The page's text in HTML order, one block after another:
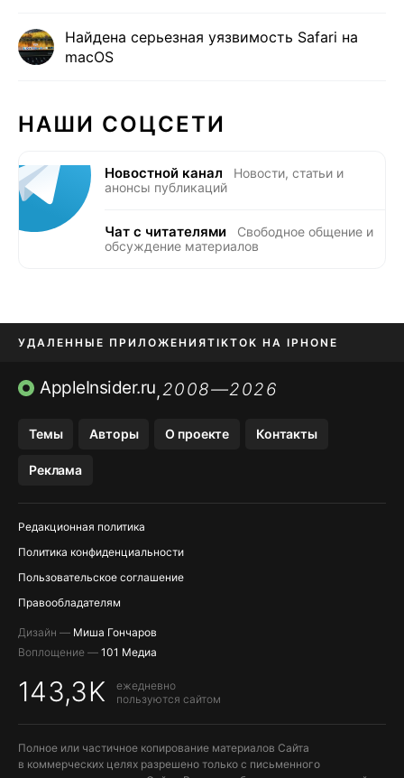
Найдена серьезная уязвимость Safari на
macOS
НАШИ СОЦСЕТИ
Новостной канал
Новости, статьи и
анонсы публикаций
Чат с читателями
Свободное общение и
обсуждение материалов
УДАЛЕННЫЕ ПРИЛОЖЕНИЯTIKTOK НА IPHONE
ПРИЛОЖЕНИЯ БЕЗ APP STORE
AppleInsider.ru,2008—2026
Темы Авторы О проекте Контакты
Реклама
Редакционная политика
Политика конфиденциальности
Пользовательское соглашение
Правообладателям
Дизайн — Миша Гончаров
Воплощение — 101 Медиа
143,3K
ежедневно
пользуются сайтом
Полное или частичное копирование материалов Сайта
в коммерческих целях разрешено только с письменного